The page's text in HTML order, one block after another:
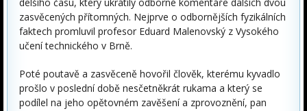
zasvěcených přítomných. Nejprve o odbornějších fyzikálních
faktech promluvil profesor Eduard Malenovský z Vysokého
učení technického v Brně.
Poté poutavě a zasvěceně hovořil člověk, kterému kyvadlo
prošlo v poslední době nesčetněkrát rukama a který se
podílel na jeho opětovném zavěšení a zprovoznění, pan